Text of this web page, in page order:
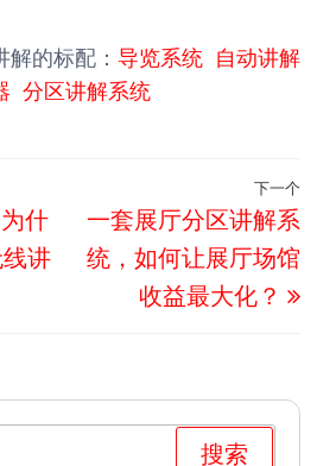
的标配： 导览系统 自动讲解
分区讲解系统
什
讲
下
一
下一个
一套展厅分区讲解系
统，如何让展厅场馆
收益最大化？